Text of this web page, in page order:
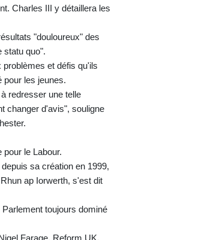
Charles III y détaillera les
"douloureux" des
statu quo".
et défis qu'ils
pour les jeunes.
redresser une telle
changer d'avis", souligne
le Labour.
sa création en 1999,
ap Iorwerth, s'est dit
toujours dominé